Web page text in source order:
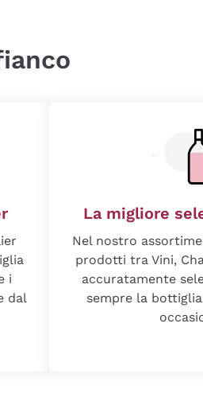
i
dal
La migliore
Nel nostro
prodotti tra Vini,
accuratamente
sempre la